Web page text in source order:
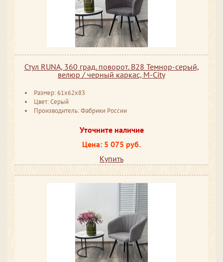
Стул RUNA, 360 град. поворот. B28 Темнор-серый,
велюр / черный каркас, М-City
Размер: 61x62x83
Цвет: Серый
Производитель: Фабрики России
Уточните наличие
Цена: 5 075 руб.
Купить